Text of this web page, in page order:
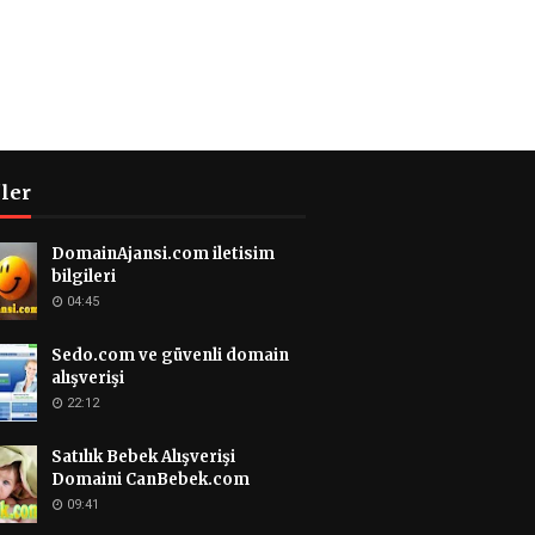
DomainAjansi.com iletisim
bilgileri
04:45
Sedo.com ve güvenli domain
alışverişi
22:12
Satılık Bebek Alışverişi
Domaini CanBebek.com
09:41